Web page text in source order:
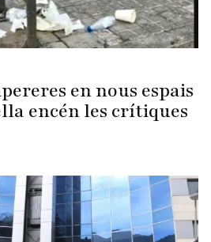
en nous espais
encén les crítiques